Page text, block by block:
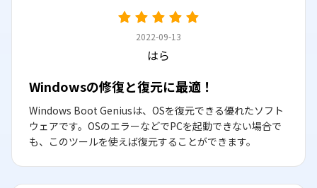
2022-09-13
はら
Windowsの修復と復元に最適！
Windows Boot Geniusは、OSを復元できる優れたソフト
ウェアです。OSのエラーなどでPCを起動できない場合で
も、このツールを使えば復元することができます。